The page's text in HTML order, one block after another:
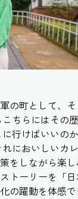
の町として、
ちらにはその
行けばいいの
においしいカ
をしながら楽
トーリーを「
の躍動を体感